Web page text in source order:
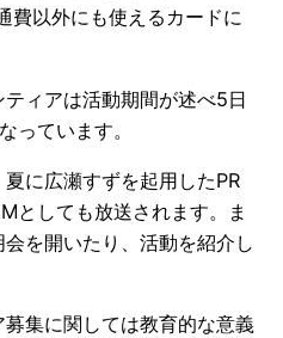
費以外にも使えるカードに
ィアは活動期間が述べ5日
っています。
に広瀬すずを起用したPR
としても放送されます。ま
を開いたり、活動を紹介し
集に関しては教育的な意義